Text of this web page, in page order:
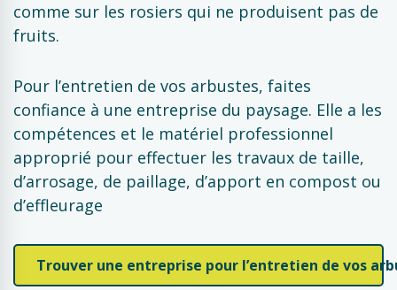
comme sur les rosiers qui ne produisent pas de
fruits.
Pour l’entretien de vos arbustes, faites
confiance à une entreprise du paysage. Elle a les
compétences et le matériel professionnel
approprié pour effectuer les travaux de taille,
d’arrosage, de paillage, d’apport en compost ou
d’effleurage
Trouver une entreprise pour l’entretien de vos